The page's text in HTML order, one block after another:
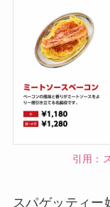
引用：
スパゲッティー